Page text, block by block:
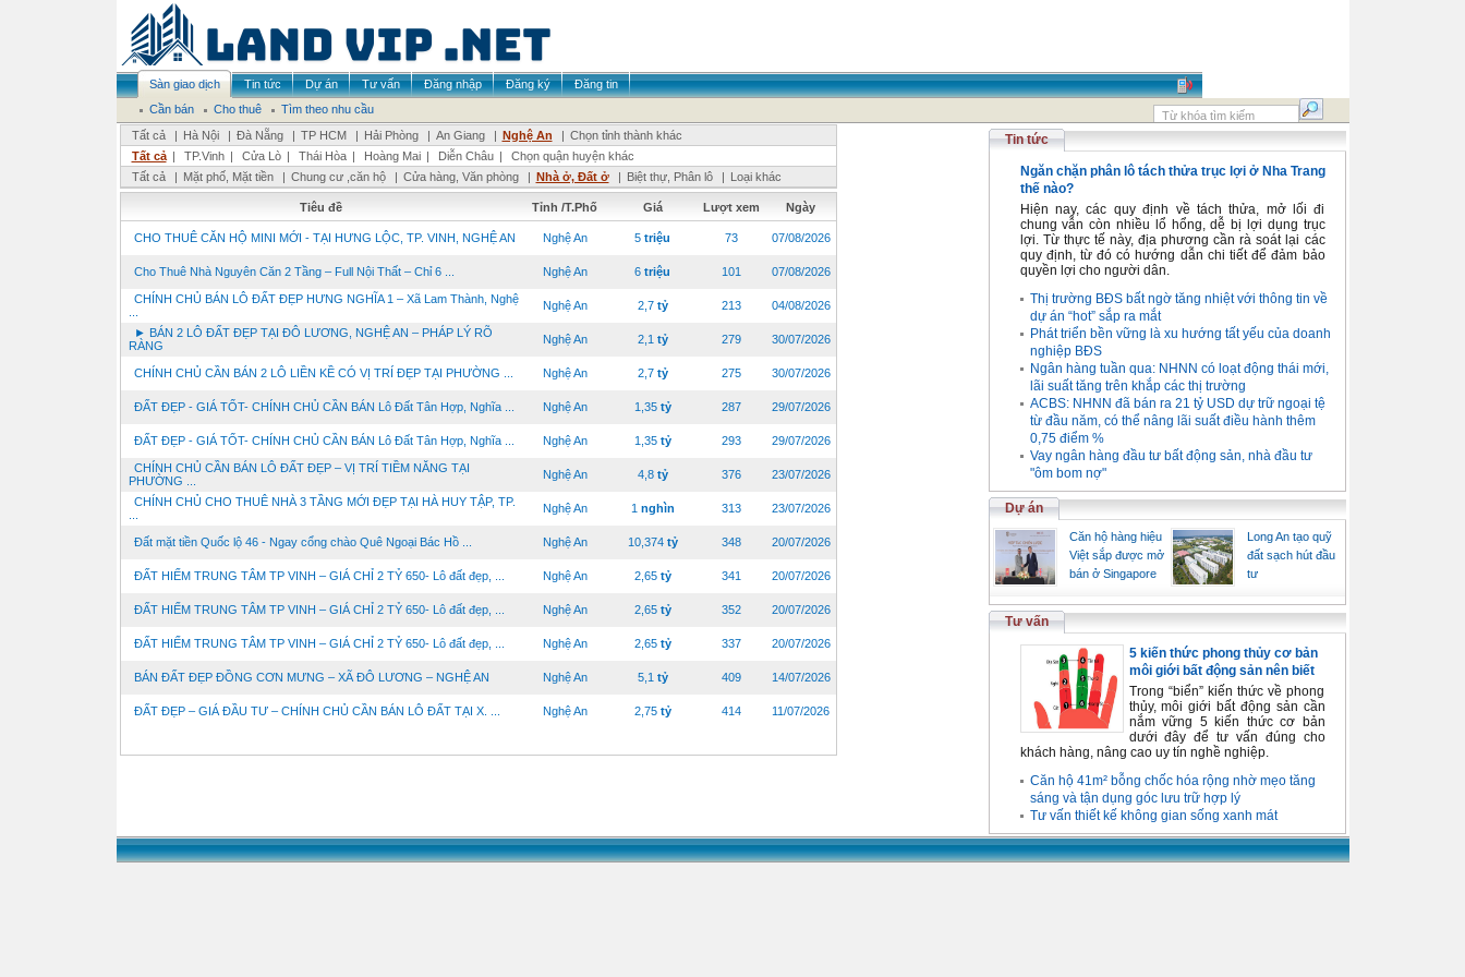
Sàn giao dịch Tin tức Dự án Tư vấn Đăng nhập Đăng ký
Đăng tin
Cần bán
Cho thuê
Tìm theo nhu cầu
Tất cả
| Hà Nội | Đà Nẵng | TP HCM | Hải Phòng | An Giang | Nghệ An | Chọn tỉnh thành khác
Tất cả | TP.Vinh | Cửa Lò | Thái Hòa | Hoàng Mai | Diễn Châu |
Chọn quận huyện khác
Tất cả
| Mặt phố, Mặt tiền | Chung cư ,căn hộ | Cửa hàng, Văn phòng | Nhà ở, Đất ở | Biệt thự, Phân lô | Loại khác
Tiêu đề Tỉnh /T.Phố Giá Lượt xem Ngày
CHO THUÊ CĂN HỘ MINI MỚI - TẠI HƯNG LỘC, TP. VINH, NGHỆ AN Nghệ An 5 triệu 73 07/08/2026
Cho Thuê Nhà Nguyên Căn 2 Tầng – Full Nội Thất – Chỉ 6 ... Nghệ An 6 triệu 101 07/08/2026
CHÍNH CHỦ BÁN LÔ ĐẤT ĐẸP HƯNG NGHĨA 1 – Xã Lam Thành, Nghệ
Nghệ An 2,7 tỷ 213 04/08/2026
► BÁN 2 LÔ ĐẤT ĐẸP TẠI ĐÔ LƯƠNG, NGHỆ AN – PHÁP LÝ RÕ
RÀNG
Nghệ An 2,1 tỷ 279 30/07/2026
CHÍNH CHỦ CẦN BÁN 2 LÔ LIỀN KỀ CÓ VỊ TRÍ ĐẸP TẠI PHƯỜNG ... Nghệ An 2,7 tỷ 275 30/07/2026
ĐẤT ĐẸP - GIÁ TỐT- CHÍNH CHỦ CẦN BÁN Lô Đất Tân Hợp, Nghĩa ... Nghệ An 1,35 tỷ 287 29/07/2026
ĐẤT ĐẸP - GIÁ TỐT- CHÍNH CHỦ CẦN BÁN Lô Đất Tân Hợp, Nghĩa ... Nghệ An 1,35 tỷ 293 29/07/2026
CHÍNH CHỦ CẦN BÁN LÔ ĐẤT ĐẸP – VỊ TRÍ TIỀM NĂNG TẠI
PHƯỜNG ...
Nghệ An 4,8 tỷ 376 23/07/2026
CHÍNH CHỦ CHO THUÊ NHÀ 3 TẦNG MỚI ĐẸP TẠI HÀ HUY TẬP, TP.
Nghệ An 1 nghìn 313 23/07/2026
Đất mặt tiền Quốc lộ 46 - Ngay cổng chào Quê Ngoại Bác Hồ ... Nghệ An 10,374 tỷ 348 20/07/2026
ĐẤT HIẾM TRUNG TÂM TP VINH – GIÁ CHỈ 2 TỶ 650- Lô đất đẹp, ... Nghệ An 2,65 tỷ 341 20/07/2026
ĐẤT HIẾM TRUNG TÂM TP VINH – GIÁ CHỈ 2 TỶ 650- Lô đất đẹp, ... Nghệ An 2,65 tỷ 352 20/07/2026
ĐẤT HIẾM TRUNG TÂM TP VINH – GIÁ CHỈ 2 TỶ 650- Lô đất đẹp, ... Nghệ An 2,65 tỷ 337 20/07/2026
BÁN ĐẤT ĐẸP ĐỒNG CƠN MƯNG – XÃ ĐÔ LƯƠNG – NGHỆ AN Nghệ An 5,1 tỷ 409 14/07/2026
ĐẤT ĐẸP – GIÁ ĐẦU TƯ – CHÍNH CHỦ CẦN BÁN LÔ ĐẤT TẠI X. ... Nghệ An 2,75 tỷ 414 11/07/2026
Tin tức
Ngăn chặn phân lô tách thửa trục lợi ở Nha Trang
thế nào?
Hiện nay, các quy định về tách thửa, mở lối đi
chung vẫn còn nhiều lổ hổng, dễ bị lợi dụng trục
lợi. Từ thực tế này, địa phương cần rà soát lại các
quy định, từ đó có hướng dẫn chi tiết để đảm bảo
quyền lợi cho người dân.
Thị trường BĐS bất ngờ tăng nhiệt với thông tin về
dự án “hot” sắp ra mắt
Phát triển bền vững là xu hướng tất yếu của doanh
nghiệp BĐS
Ngân hàng tuần qua: NHNN có loạt động thái mới,
lãi suất tăng trên khắp các thị trường
ACBS: NHNN đã bán ra 21 tỷ USD dự trữ ngoại tệ
từ đầu năm, có thể nâng lãi suất điều hành thêm
0,75 điểm %
Vay ngân hàng đầu tư bất động sản, nhà đầu tư
"ôm bom nợ"
Dự án
Căn hộ hàng hiệu
Việt sắp được mở
bán ở Singapore
Long An tạo quỹ
đất sạch hút đầu
tư
Tư vấn
5 kiến thức phong thủy cơ bản
môi giới bất động sản nên biết
Trong “biển” kiến thức về phong
thủy, môi giới bất động sản cần
nắm vững 5 kiến thức cơ bản
dưới đây để tư vấn đúng cho
khách hàng, nâng cao uy tín nghề nghiệp.
Căn hộ 41m² bỗng chốc hóa rộng nhờ mẹo tăng
sáng và tận dụng góc lưu trữ hợp lý
Tư vấn thiết kế không gian sống xanh mát